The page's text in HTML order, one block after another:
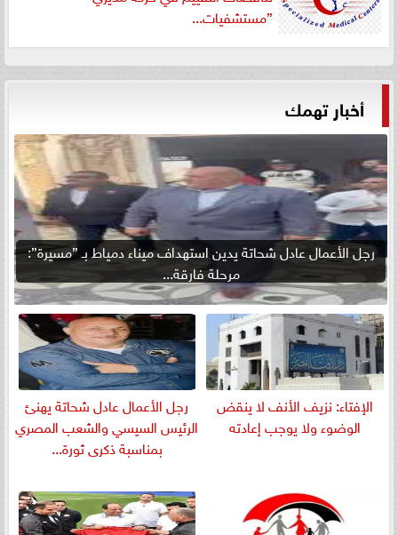
”مستشفيات...
أخبار تهمك
رجل الأعمال عادل شحاتة يدين استهداف ميناء دمياط بـ ”مسيرة”:
مرحلة فارقة...
الإفتاء: نزيف الأنف لا ينقض
الوضوء ولا يوجب إعادته
رجل الأعمال عادل شحاتة يهنئ
الرئيس السيسي والشعب المصري
بمناسبة ذكرى ثورة...